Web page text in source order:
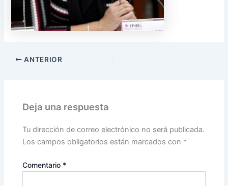
ANTERIOR
Deja una respuesta
Tu dirección de correo electrónico no será publicada.
Los campos obligatorios están marcados con *
Comentario *